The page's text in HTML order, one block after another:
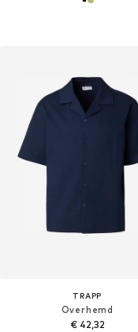
TRAPP
Overhemd
€ 42,32